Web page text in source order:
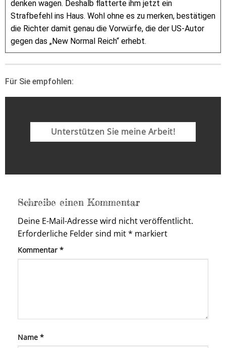
denken wagen. Deshalb flatterte ihm jetzt ein
Strafbefehl ins Haus. Wohl ohne es zu merken, bestätigen
die Richter damit genau die Vorwürfe, die der US-Autor
gegen das „New Normal Reich“ erhebt.
Für Sie empfohlen:
Unterstützen Sie meine Arbeit!
Schreibe einen Kommentar
Deine E-Mail-Adresse wird nicht veröffentlicht.
Erforderliche Felder sind mit* markiert
Kommentar *
Name *